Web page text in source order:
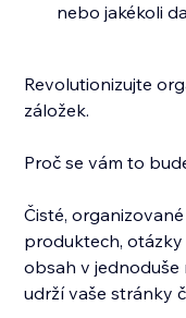
nebo jakékoli
Revolutionizujte
záložek.
Proč se vám to
Čisté,
produktech,
obsah v
udrží vaše stránky